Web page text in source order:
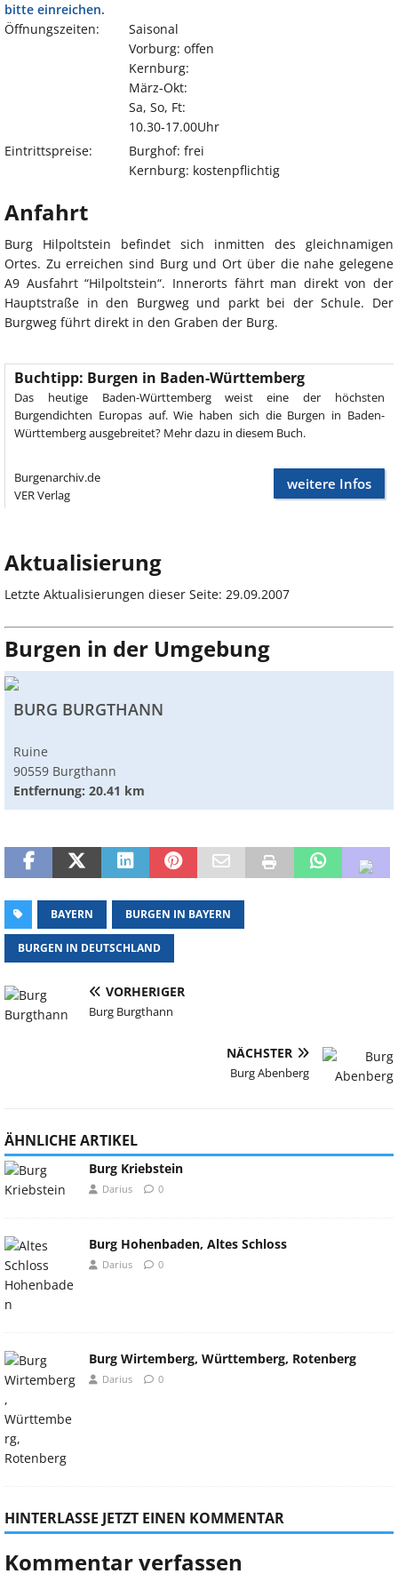
bitte einreichen.
Öffnungszeiten:
Saisonal
Vorburg: offen
Kernburg:
März-Okt:
Sa, So, Ft:
10.30-17.00Uhr
Eintrittspreise:
Burghof: frei
Kernburg: kostenpflichtig
Anfahrt
Burg Hilpoltstein befindet sich inmitten des gleichnamigen
Ortes. Zu erreichen sind Burg und Ort über die nahe gelegene
A9 Ausfahrt “Hilpoltstein“. Innerorts fährt man direkt von der
Hauptstraße in den Burgweg und parkt bei der Schule. Der
Burgweg führt direkt in den Graben der Burg.
Buchtipp: Burgen in Baden-Württemberg
Das heutige Baden-Württemberg weist eine der höchsten
Burgendichten Europas auf. Wie haben sich die Burgen in Baden-
Württemberg ausgebreitet? Mehr dazu in diesem Buch.
Burgenarchiv.de
VER Verlag
weitere Infos
Aktualisierung
Letzte Aktualisierungen dieser Seite: 29.09.2007
Burgen in der Umgebung
BURG BURGTHANN
Ruine
90559 Burgthann
Entfernung: 20.41 km
BAYERN BURGEN IN BAYERN
BURGEN IN DEUTSCHLAND
VORHERIGER
Burg Burgthann
NÄCHSTER
Burg Abenberg
ÄHNLICHE ARTIKEL
Burg Kriebstein
Darius 0
Burg Hohenbaden, Altes Schloss
Darius 0
Burg Wirtemberg, Württemberg, Rotenberg
Darius 0
HINTERLASSE JETZT EINEN KOMMENTAR
Kommentar verfassen